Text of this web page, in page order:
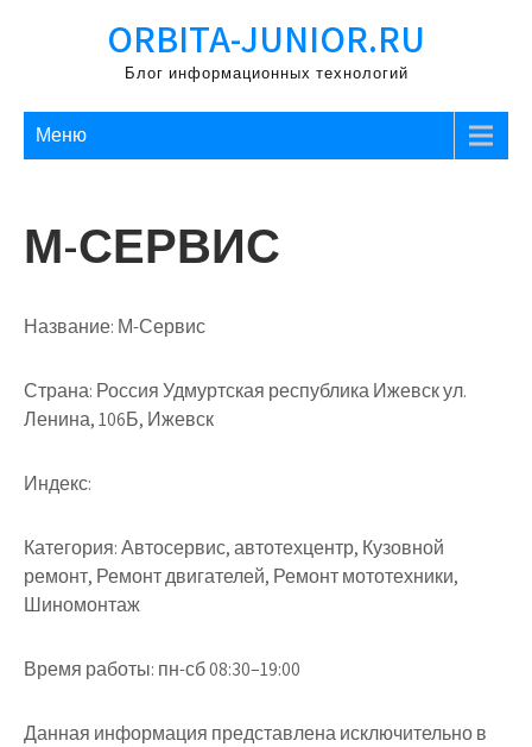
ORBITA-JUNIOR.RU
Блог информационных технологий
Меню
М-СЕРВИС
Название: М-Сервис
Страна: Россия Удмуртская республика Ижевск ул.
Ленина, 106Б, Ижевск
Индекс:
Категория:Автосервис, автотехцентр, Кузовной
ремонт, Ремонт двигателей, Ремонт мототехники,
Шиномонтаж
Время работы: пн-сб 08:30–19:00
Данная информация представлена исключительно в